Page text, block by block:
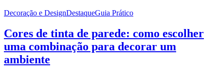
Decoração e DesignDestaqueGuia Prático
Cores de tinta de parede: como escolher
uma combinação para decorar um
ambiente